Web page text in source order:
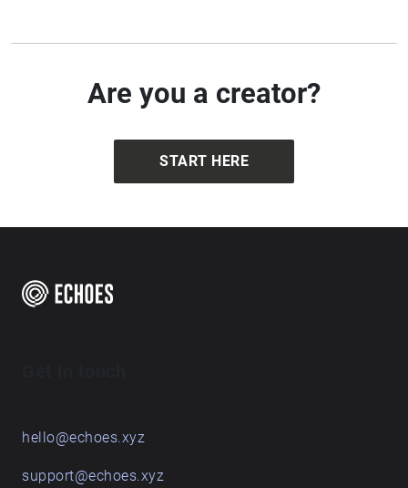
Walk erforschen wir die Hexenverfolgung in
Flörsheim.Are you a creator?
START HERE
hello@echoes.xyz
support@echoes.xyz